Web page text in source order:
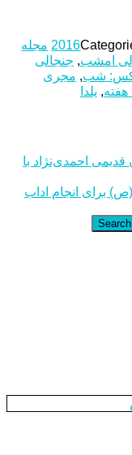
مجله
امشب, جنجالی
شب, مجری
هفته, یلدا
قدیمی احمدی‌نژاد با
برای انجام اداب
Search